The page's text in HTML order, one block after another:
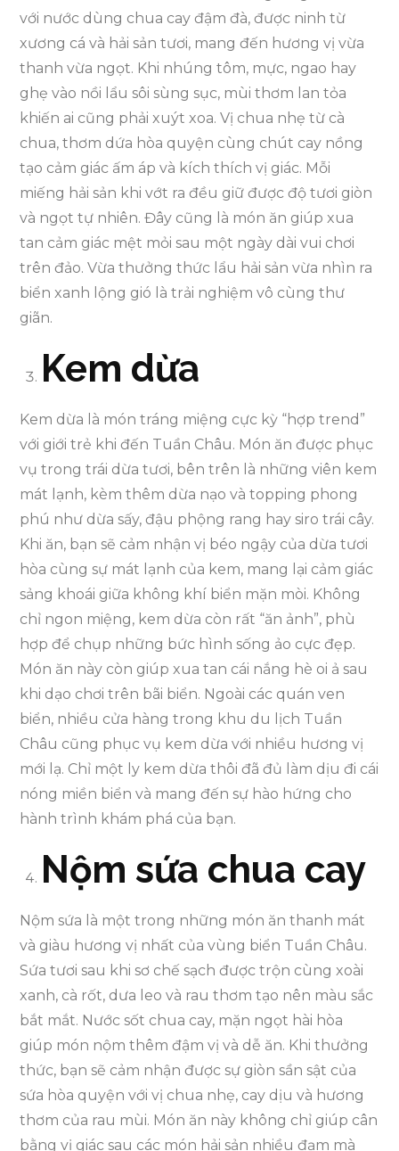
với nước dùng chua cay đậm đà, được ninh từ
xương cá và hải sản tươi, mang đến hương vị vừa
thanh vừa ngọt. Khi nhúng tôm, mực, ngao hay
ghẹ vào nồi lẩu sôi sùng sục, mùi thơm lan tỏa
khiến ai cũng phải xuýt xoa. Vị chua nhẹ từ cà
chua, thơm dứa hòa quyện cùng chút cay nồng
tạo cảm giác ấm áp và kích thích vị giác. Mỗi
miếng hải sản khi vớt ra đều giữ được độ tươi giòn
và ngọt tự nhiên. Đây cũng là món ăn giúp xua
tan cảm giác mệt mỏi sau một ngày dài vui chơi
trên đảo. Vừa thưởng thức lẩu hải sản vừa nhìn ra
biển xanh lộng gió là trải nghiệm vô cùng thư
giãn.
Kem dừa
Kem dừa là món tráng miệng cực kỳ “hợp trend”
với giới trẻ khi đến Tuần Châu. Món ăn được phục
vụ trong trái dừa tươi, bên trên là những viên kem
mát lạnh, kèm thêm dừa nạo và topping phong
phú như dừa sấy, đậu phộng rang hay siro trái cây.
Khi ăn, bạn sẽ cảm nhận vị béo ngậy của dừa tươi
hòa cùng sự mát lạnh của kem, mang lại cảm giác
sảng khoái giữa không khí biển mặn mòi. Không
chỉ ngon miệng, kem dừa còn rất “ăn ảnh”, phù
hợp để chụp những bức hình sống ảo cực đẹp.
Món ăn này còn giúp xua tan cái nắng hè oi ả sau
khi dạo chơi trên bãi biển. Ngoài các quán ven
biển, nhiều cửa hàng trong khu du lịch Tuần
Châu cũng phục vụ kem dừa với nhiều hương vị
mới lạ. Chỉ một ly kem dừa thôi đã đủ làm dịu đi cái
nóng miền biển và mang đến sự hào hứng cho
hành trình khám phá của bạn.
Nộm sứa chua cay
Nộm sứa là một trong những món ăn thanh mát
và giàu hương vị nhất của vùng biển Tuần Châu.
Sứa tươi sau khi sơ chế sạch được trộn cùng xoài
xanh, cà rốt, dưa leo và rau thơm tạo nên màu sắc
bắt mắt. Nước sốt chua cay, mặn ngọt hài hòa
giúp món nộm thêm đậm vị và dễ ăn. Khi thưởng
thức, bạn sẽ cảm nhận được sự giòn sần sật của
sứa hòa quyện với vị chua nhẹ, cay dịu và hương
thơm của rau mùi. Món ăn này không chỉ giúp cân
bằng vị giác sau các món hải sản nhiều đạm mà